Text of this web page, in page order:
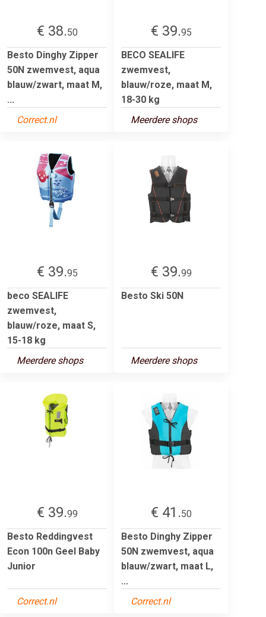
€ 38.50
Besto Dinghy Zipper
50N zwemvest, aqua
blauw/zwart, maat M,
...
Correct.nl
€ 39.95
BECO SEALIFE
zwemvest,
blauw/roze, maat M,
18-30 kg
Meerdere shops
€ 39.95
beco SEALIFE
zwemvest,
blauw/roze, maat S,
15-18 kg
Meerdere shops
€ 39.99
Besto Ski 50N
Meerdere shops
€ 39.99
Besto Reddingvest
Econ 100n Geel Baby
Junior
Correct.nl
€ 41.50
Besto Dinghy Zipper
50N zwemvest, aqua
blauw/zwart, maat L,
...
Correct.nl